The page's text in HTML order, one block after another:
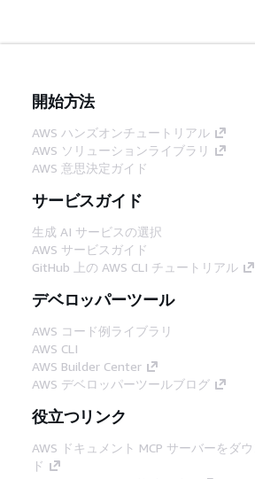
開始方法
AWS ハンズオンチュートリアル
AWS ソリューションライブラリ
AWS 意思決定ガイド
サービスガイド
生成 AI サービスの選択
AWS サービスガイド
GitHub 上の AWS CLI チュートリアル
デベロッパーツール
AWS コード例ライブラリ
AWS CLI
AWS Builder Center
AWS デベロッパーツールブログ
役立つリンク
AWS ドキュメント MCP サーバーをダ
ド